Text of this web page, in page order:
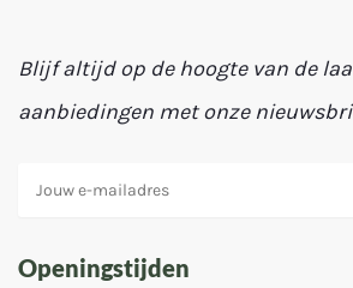
Blijf altijd op de hoogte van de
aanbiedingen met onze
Openingstijden